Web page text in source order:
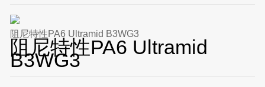
阻尼特性PA6 Ultramid B3WG3
阻尼特性PA6 Ultramid
B3WG3